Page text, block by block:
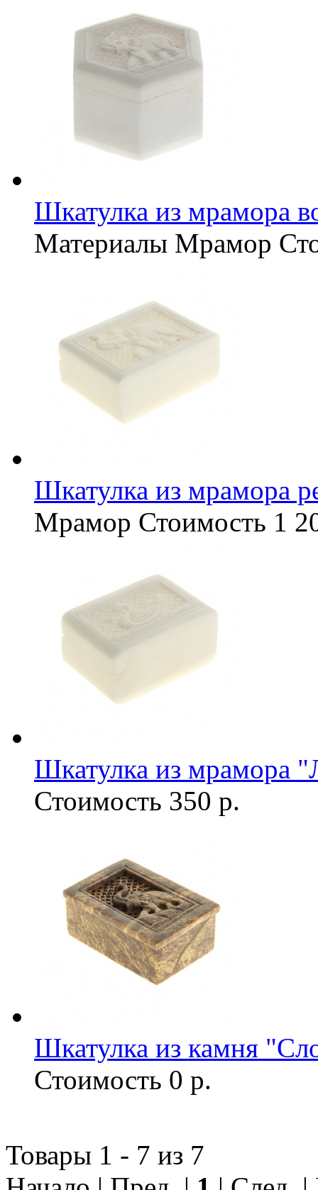
Шкатулка из мрамора
Материалы Мрамор
Шкатулка из мрамора
Мрамор Стоимость 1
Шкатулка из мрамора
Стоимость 350 р.
Шкатулка из камня
Стоимость 0 р.
Товары 1 - 7 из 7